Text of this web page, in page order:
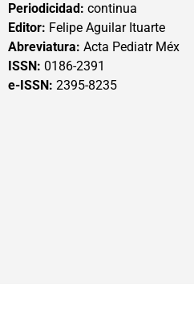
Periodicidad: continua
Editor: Felipe Aguilar Ituarte
Abreviatura: Acta Pediatr Méx
ISSN: 0186-2391
e-ISSN: 2395-8235